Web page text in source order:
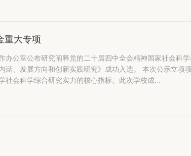
重大专项
办公室公布研究阐释党的二十届四中全会精神国家社会科
成功入选。 本次公示立项项目共计141项，其中高校获批120项，涉及65所高校。重大专
社会科学综合研究实力的核心指标。此次学校成...